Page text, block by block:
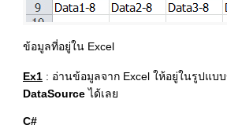
ข้อมูลที่อยู่ใน Excel
Ex1 : อ่านข้อมูลจาก Excel ให้อยู่ในรูปแบ
DataSourceได้เลย
C#